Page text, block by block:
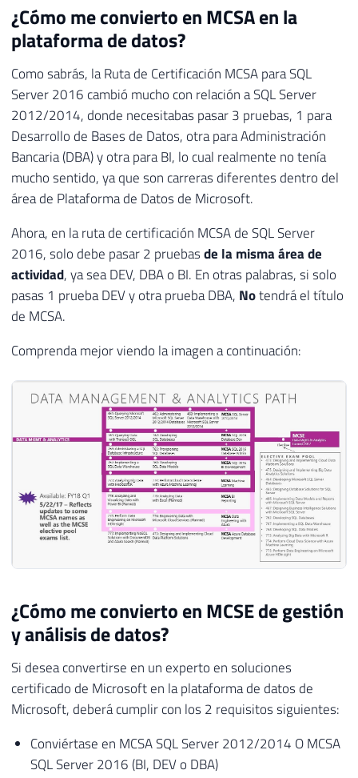
¿Cómo me convierto en MCSA en la
plataforma de datos?
Como sabrás, la Ruta de Certificación MCSA para SQL
Server 2016 cambió mucho con relación a SQL Server
2012/2014, donde necesitabas pasar 3 pruebas, 1 para
Desarrollo de Bases de Datos, otra para Administración
Bancaria (DBA) y otra para BI, lo cual realmente no tenía
mucho sentido, ya que son carreras diferentes dentro del
área de Plataforma de Datos de Microsoft.
Ahora, en la ruta de certificación MCSA de SQL Server
2016, solo debe pasar 2 pruebasde la misma área de
actividad, ya sea DEV, DBA o BI. En otras palabras, si solo
pasas 1 prueba DEV y otra prueba DBA, Notendrá el título
de MCSA.
Comprenda mejor viendo la imagen a continuación:
¿Cómo me convierto en MCSE de gestión
y análisis de datos?
Si desea convertirse en un experto en soluciones
certificado de Microsoft en la plataforma de datos de
Microsoft, deberá cumplir con los 2 requisitos siguientes:
Conviértase en MCSA SQL Server 2012/2014 O MCSA
SQL Server 2016 (BI, DEV o DBA)